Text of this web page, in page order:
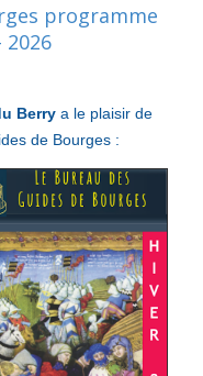
programme
2026
Berry a le plaisir de
de Bourges :